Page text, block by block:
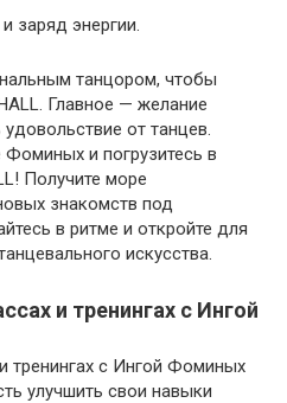
заряд энергии.
танцором, чтобы
Главное — желание
от танцев.
и погрузитесь в
Получите море
знакомств под
в ритме и откройте для
искусства.
и тренингах с Ингой
тренингах с Ингой Фоминых
улучшить свои навыки